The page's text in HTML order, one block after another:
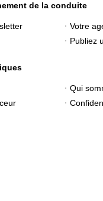
de la conduite
Votre
Publiez
Qui